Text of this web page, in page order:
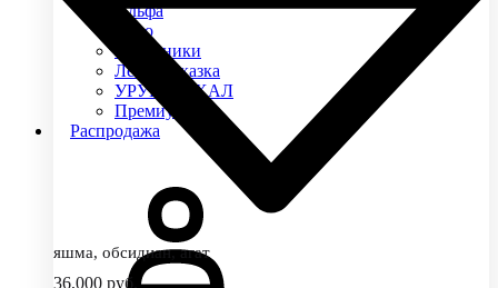
Альфа
Арго
Защитники
Лесная сказка
УРУЙ-АЙХАЛ
Премиум
Распродажа
яшма, обсидиан, агат
36,000 руб.